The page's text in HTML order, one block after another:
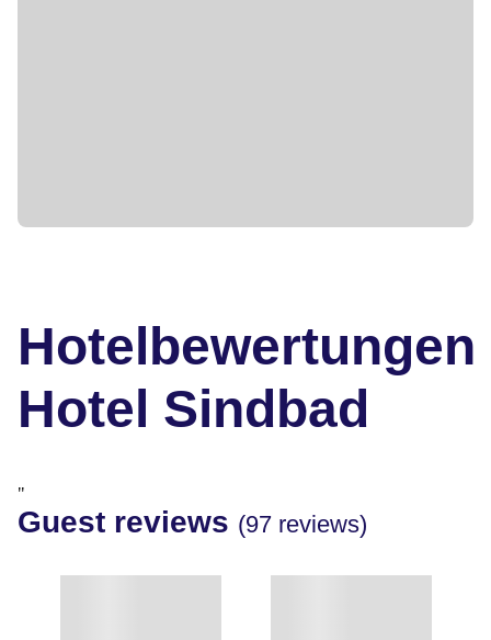
Hotelbewertungen
Hotel Sindbad
"
Guest reviews (97 reviews)